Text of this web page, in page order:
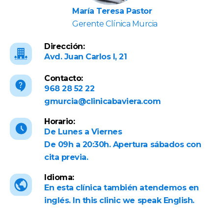
María Teresa Pastor
Gerente Clínica Murcia
Dirección:
Avd. Juan Carlos I, 21
Contacto:
968 28 52 22
gmurcia@clinicabaviera.com
Horario:
De Lunes a Viernes
De 09h a 20:30h. Apertura sábados con
cita previa.
Idioma:
En esta clínica también atendemos en
inglés. In this clinic we speak English.